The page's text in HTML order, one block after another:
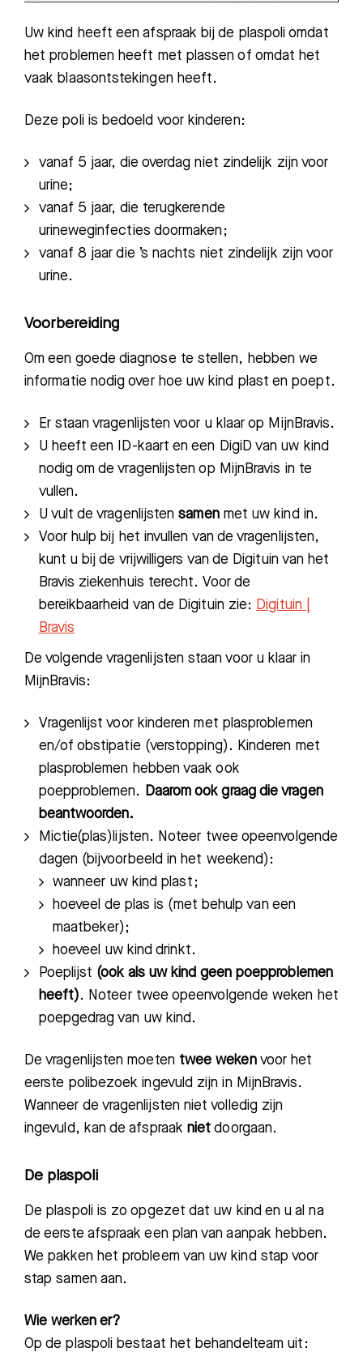
Uw kind heeft een afspraak bij de plaspoli omdat
het problemen heeft met plassen of omdat het
vaak blaasontstekingen heeft.
Deze poli is bedoeld voor kinderen:
vanaf 5 jaar, die overdag niet zindelijk zijn voor
urine;
vanaf 5 jaar, die terugkerende
urineweginfecties doormaken;
vanaf 8 jaar die ’s nachts niet zindelijk zijn voor
urine.
Voorbereiding
Om een goede diagnose te stellen, hebben we
informatie nodig over hoe uw kind plast en poept.
Er staan vragenlijsten voor u klaar op MijnBravis.
U heeft een ID-kaart en een DigiD van uw kind
nodig om de vragenlijsten op MijnBravis in te
vullen.
U vult de vragenlijstensamenmet uw kind in.
Voor hulp bij het invullen van de vragenlijsten,
kunt u bij de vrijwilligers van de Digituin van het
Bravis ziekenhuis terecht. Voor de
bereikbaarheid van de Digituin zie: Digituin |
Bravis
De volgende vragenlijsten staan voor u klaar in
MijnBravis:
Vragenlijst voor kinderen met plasproblemen
en/of obstipatie (verstopping). Kinderen met
plasproblemen hebben vaak ook
poepproblemen. Daarom ook graag die vragen
beantwoorden.
Mictie(plas)lijsten. Noteer twee opeenvolgende
dagen (bijvoorbeeld in het weekend):
wanneer uw kind plast;
hoeveel de plas is (met behulp van een
maatbeker);
hoeveel uw kind drinkt.
Poeplijst (ook als uw kind geen poepproblemen
heeft). Noteer twee opeenvolgende weken het
poepgedrag van uw kind.
De vragenlijsten moeten twee wekenvoor het
eerste polibezoekingevuld zijn in MijnBravis.
Wanneer de vragenlijsten niet volledig zijn
ingevuld, kan de afspraak nietdoorgaan.
De plaspoli
De plaspoli is zo opgezet dat uw kind en u al na
de eerste afspraak een plan van aanpak hebben.
We pakken het probleem van uw kind stap voor
stap samen aan.
Wie werken er?
Op de plaspoli bestaat het behandelteam uit: